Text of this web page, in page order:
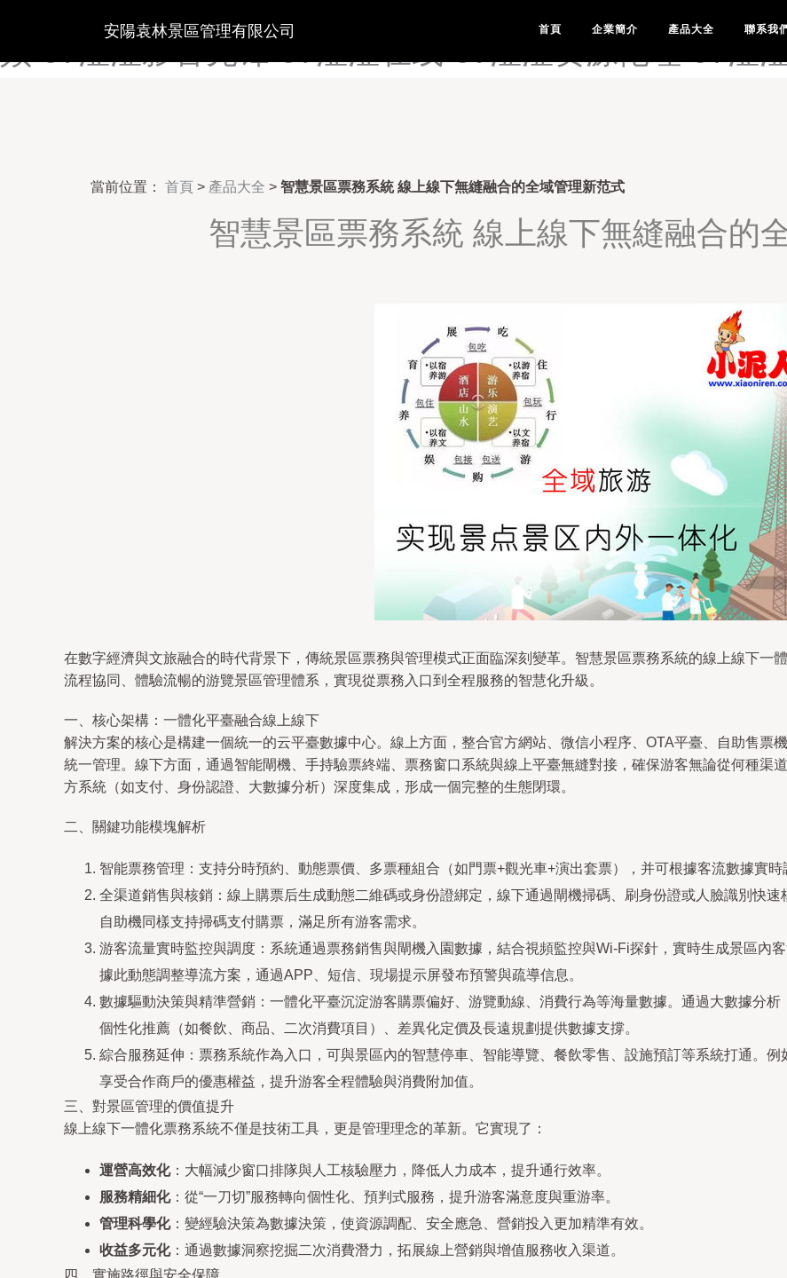
97色在线视频-97色综合资源-97涩色人妻-97涩涩基地-
安陽袁林景區管理有限公司 首頁 企業簡介 產品大全 聯系我
當前位置： 首頁 > 產品大全 > 智慧景區票務系統 線上線下無縫融合的全域管理新范式
智慧景區票務系統 線上線下無縫融合的
在數字經濟與文旅融合的時代背景下，傳統景區票務與管理模式正面臨深刻變革。智慧景區票務系統的線上線下一
流程協同、體驗流暢的游覽景區管理體系，實現從票務入口到全程服務的智慧化升級。
一、核心架構：一體化平臺融合線上線下
解決方案的核心是構建一個統一的云平臺數據中心。線上方面，整合官方網站、微信小程序、OTA平臺、自助售票
統一管理。線下方面，通過智能閘機、手持驗票終端、票務窗口系統與線上平臺無縫對接，確保游客無論從何種渠
方系統（如支付、身份認證、大數據分析）深度集成，形成一個完整的生態閉環。
二、關鍵功能模塊解析
智能票務管理：支持分時預約、動態票價、多票種組合（如門票+觀光車+演出套票），并可根據客流數據實
全渠道銷售與核銷：線上購票后生成動態二維碼或身份證綁定，線下通過閘機掃碼、刷身份證或人臉識別快速
自助機同樣支持掃碼支付購票，滿足所有游客需求。
游客流量實時監控與調度：系統通過票務銷售與閘機入園數據，結合視頻監控與Wi-Fi探針，實時生成景區內
據此動態調整導流方案，通過APP、短信、現場提示屏發布預警與疏導信息。
數據驅動決策與精準營銷：一體化平臺沉淀游客購票偏好、游覽動線、消費行為等海量數據。通過大數據分
個性化推薦（如餐飲、商品、二次消費項目）、差異化定價及長遠規劃提供數據支撐。
綜合服務延伸：票務系統作為入口，可與景區內的智慧停車、智能導覽、餐飲零售、設施預訂等系統打通。
享受合作商戶的優惠權益，提升游客全程體驗與消費附加值。
三、對景區管理的價值提升
線上線下一體化票務系統不僅是技術工具，更是管理理念的革新。它實現了：
運營高效化：大幅減少窗口排隊與人工核驗壓力，降低人力成本，提升通行效率。
服務精細化：從“一刀切”服務轉向個性化、預判式服務，提升游客滿意度與重游率。
管理科學化：變經驗決策為數據決策，使資源調配、安全應急、營銷投入更加精準有效。
收益多元化：通過數據洞察挖掘二次消費潛力，拓展線上營銷與增值服務收入渠道。
四、實施路徑與安全保障